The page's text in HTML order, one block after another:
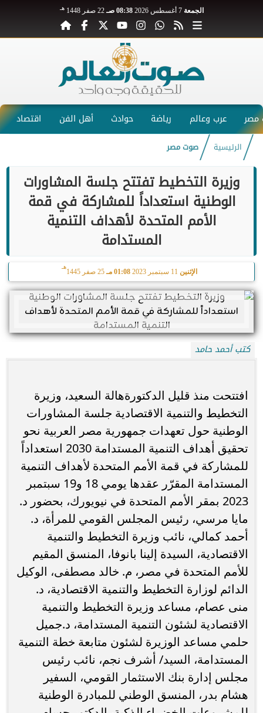
الجمعة 7 أغسطس 2026 08:38 صـ 22 صفر 1448 هـ
عرب وعالم رياضة حوادث أهل الفن اقتصاد
الرئيسية صوت مصر
وزيرة التخطيط تفتتح جلسة المشاورات
الوطنية استعداداً للمشاركة في قمة
الأمم المتحدة لأهداف التنمية
المستدامة
الإثنين 01:08 مـ 25 صفر 1445
هـ
كتب أحمد حامد
افتتحت منذ قليل الدكتورةهالة السعيد، وزيرة
التخطيط والتنمية الاقتصادية جلسة المشاورات
الوطنية حول تعهدات جمهورية مصر العربية نحو
تحقيق أهداف التنمية المستدامة 2030 استعداداً
للمشاركة في قمة الأمم المتحدة لأهداف التنمية
المستدامة المقرّر عقدها يومي 18 و19 سبتمبر
2023 بمقر الأمم المتحدة في نيويورك، بحضور د.
مايا مرسي، رئيس المجلس القومي للمرأة، د.
أحمد كمالي، نائب وزيرة التخطيط والتنمية
الاقتصادية، السيدة إلينا بانوفا، المنسق المقيم
للأمم المتحدة في مصر، م. خالد مصطفى، الوكيل
الدائم لوزارة التخطيط والتنمية الاقتصادية، د.
منى عصام، مساعد وزيرة التخطيط والتنمية
الاقتصادية لشئون التنمية المستدامة، د.جميل
حلمي مساعد الوزيرة لشئون متابعة خطة التنمية
المستدامة، السيد/ أشرف نجم، نائب رئيس
مجلس إدارة بنك الاستثمار القومي، السفير
هشام بدر، المنسق الوطني للمبادرة الوطنية